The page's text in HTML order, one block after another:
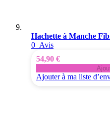
Hachette à Manche
0 Avis
54,90 €
Ajouter à ma liste